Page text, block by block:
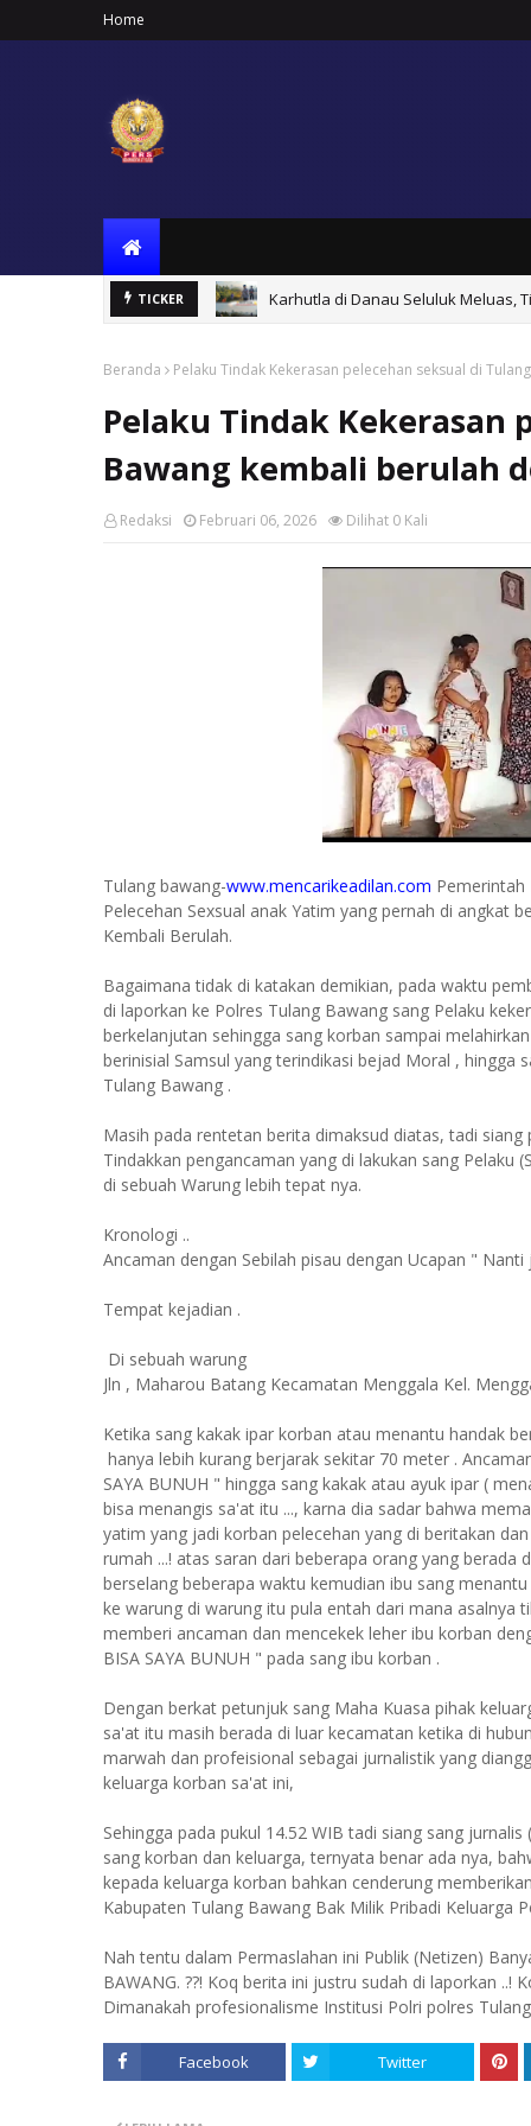
Home
TICKER Karhutla di Danau Seluluk Meluas,
Beranda Pelaku Tindak Kekerasan pelecehan seksual di
Pelaku Tindak Kekerasan
Bawang kembali berulah
Redaksi Dilihat 0 Kali
Februari 06, 2026
Tulang bawang-www.mencarikeadilan.com Pemerintah
Pelecehan Sexsual anak Yatim yang pernah di angkat
Kembali Berulah.
Bagaimana tidak di katakan demikian, pada waktu
di laporkan ke Polres Tulang Bawang sang Pelaku
berkelanjutan sehingga sang korban sampai
berinisial Samsul yang terindikasi bejad Moral , hingga
Tulang Bawang .
Masih pada rentetan berita dimaksud diatas, tadi
Tindakkan pengancaman yang di lakukan sang Pelaku
di sebuah Warung lebih tepat nya.
Kronologi ..
Ancaman dengan Sebilah pisau dengan Ucapan "
Tempat kejadian .
Di sebuah warung
Jln , Maharou Batang Kecamatan Menggala Kel.
Ketika sang kakak ipar korban atau menantu handak
hanya lebih kurang berjarak sekitar 70 meter .
SAYA BUNUH " hingga sang kakak atau ayuk ipar (
bisa menangis sa'at itu ..., karna dia sadar bahwa
yatim yang jadi korban pelecehan yang di beritakan
rumah ...! atas saran dari beberapa orang yang
berselang beberapa waktu kemudian ibu sang
ke warung di warung itu pula entah dari mana asalnya
memberi ancaman dan mencekek leher ibu korban
BISA SAYA BUNUH " pada sang ibu korban .
Dengan berkat petunjuk sang Maha Kuasa pihak
sa'at itu masih berada di luar kecamatan ketika di
marwah dan profeisional sebagai jurnalistik yang
keluarga korban sa'at ini,
Sehingga pada pukul 14.52 WIB tadi siang sang
sang korban dan keluarga, ternyata benar ada nya,
kepada keluarga korban bahkan cenderung
Kabupaten Tulang Bawang Bak Milik Pribadi Keluarga
Nah tentu dalam Permaslahan ini Publik (Netizen)
BAWANG. ??! Koq berita ini justru sudah di laporkan ..!
Dimanakah profesionalisme Institusi Polri polres Tulang
Facebook Twitter